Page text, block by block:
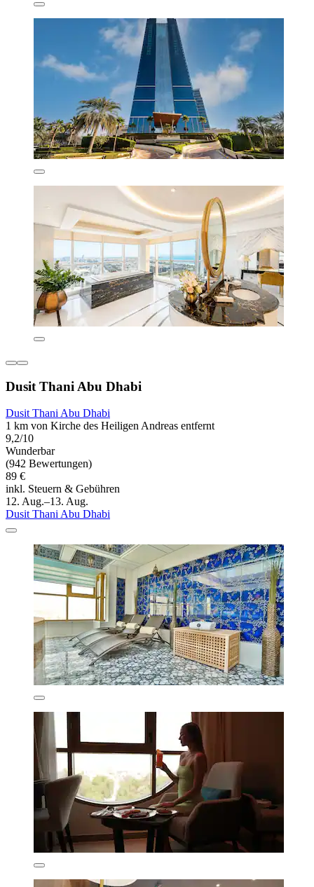
Dusit Thani Abu Dhabi
Dusit Thani Abu Dhabi
1 km von Kirche des Heiligen Andreas entfernt
9,2/10
Wunderbar
(942 Bewertungen)
89 €
inkl. Steuern & Gebühren
12. Aug.–13. Aug.
Dusit Thani Abu Dhabi